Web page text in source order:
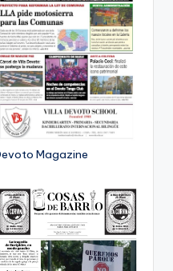
Magazine